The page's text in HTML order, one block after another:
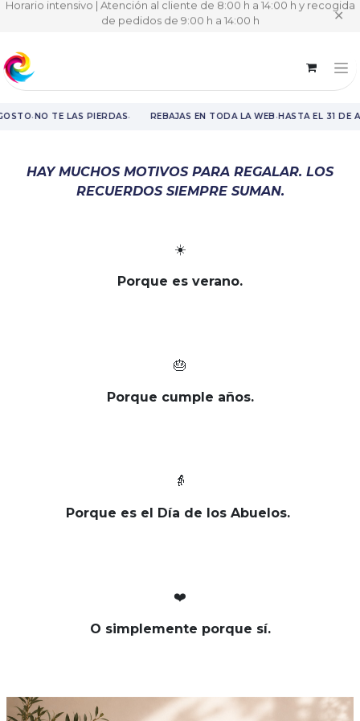
Horario intensivo | Atención al cliente de 8:00 h a 14:00 h y recogida
de pedidos de 9:00 h a 14:00 h
✕
·NO TE LAS PIERDAS· REBAJAS EN TODA LA WEB·HASTA EL 31 DE
HAY MUCHOS MOTIVOS PARA REGALAR. LOS
RECUERDOS SIEMPRE SUMAN.
☀️
Porque es verano.
🎂
Porque cumple años.
👵
Porque es el Día de los Abuelos.
❤️
O simplemente porque sí.